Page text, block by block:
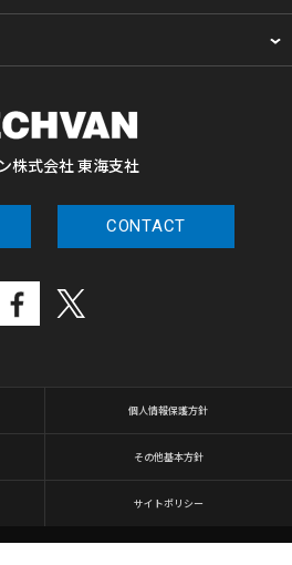
株式会社 東海支社
CONTACT
個人情報保護方針
その他基本方針
サイトポリシー